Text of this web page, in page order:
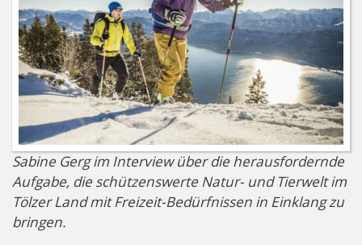
Sabine Gerg im Interview über die herausfordernde
Aufgabe, die schützenswerte Natur- und Tierwelt im
Tölzer Land mit Freizeit-Bedürfnissen in Einklang zu
bringen.